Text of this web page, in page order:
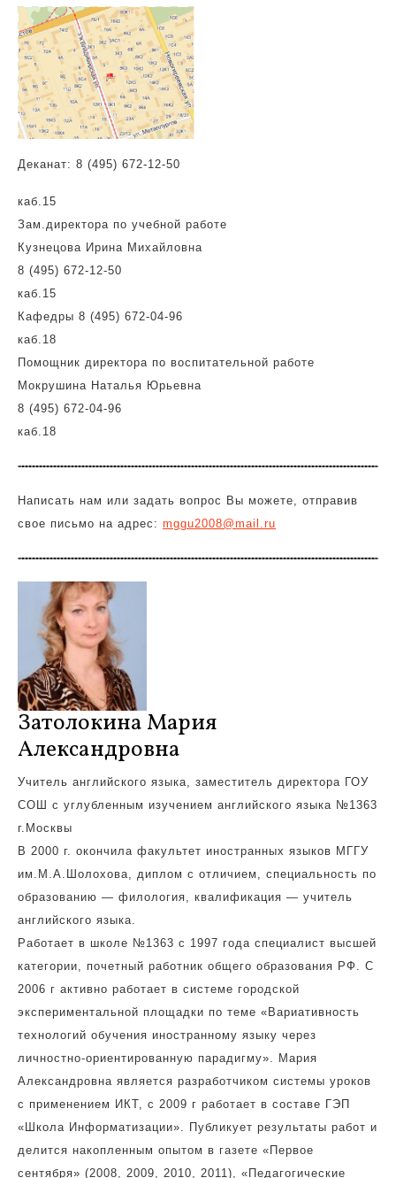
Деканат: 8 (495) 672-12-50
каб.15
Зам.директора по учебной работе
Кузнецова Ирина Михайловна
8 (495) 672-12-50
каб.15
Кафедры 8 (495) 672-04-96
каб.18
Помощник директора по воспитательной работе
Мокрушина Наталья Юрьевна
8 (495) 672-04-96
каб.18
Написать нам или задать вопрос Вы можете, отправив
свое письмо на адрес: mggu2008@mail.ru
Затолокина Мария
Александровна
Учитель английского языка, заместитель директора ГОУ
СОШ с углубленным изучением английского языка №1363
г.Москвы
В 2000 г. окончила факультет иностранных языков МГГУ
им.М.А.Шолохова, диплом с отличием, специальность по
образованию — филология, квалификация — учитель
английского языка.
Работает в школе №1363 с 1997 года специалист высшей
категории, почетный работник общего образования РФ. С
2006 г активно работает в системе городской
экспериментальной площадки по теме «Вариативность
технологий обучения иностранному языку через
личностно-ориентированную парадигму». Мария
Александровна является разработчиком системы уроков
с применением ИКТ, с 2009 г работает в составе ГЭП
«Школа Информатизации». Публикует результаты работ и
делится накопленным опытом в газете «Первое
сентября» (2008, 2009, 2010, 2011), «Педагогические